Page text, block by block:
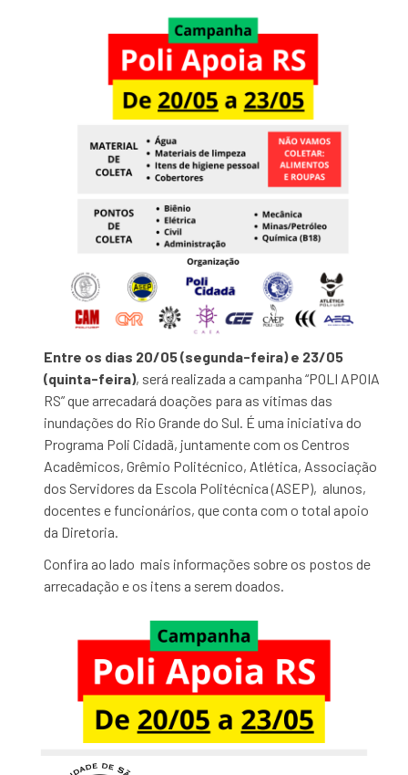
Entre os dias 20/05 (segunda-feira) e 23/05
(quinta-feira), será realizada a campanha “POLI APOIA
RS” que arrecadará doações para as vítimas das
inundações do Rio Grande do Sul. É uma iniciativa do
Programa Poli Cidadã, juntamente com os Centros
Acadêmicos, Grêmio Politécnico, Atlética, Associação
dos Servidores da Escola Politécnica (ASEP), alunos,
docentes e funcionários, que conta com o total apoio
da Diretoria.
Confira ao lado mais informações sobre os postos de
arrecadação e os itens a serem doados.